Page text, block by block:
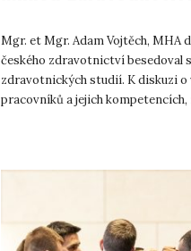
Mgr. et Mgr. Adam Vojtěch, MHA
českého zdravotnictví besedoval
zdravotnických studií. K diskuzi o
pracovníků a jejich kompetencích,